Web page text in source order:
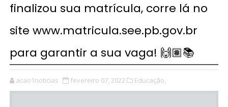
finalizou sua matrícula, corre lá no
site www.matricula.see.pb.gov.br
para garantir a sua vaga! 🙌🏽📚
acao1noticias fevereiro 07, 2022 Educação,